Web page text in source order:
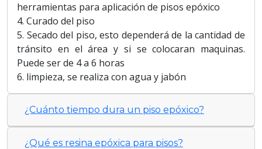
herramientas para aplicación de pisos epóxico
4. Curado del piso
5. Secado del piso, esto dependerá de la cantidad de
tránsito en el área y si se colocaran maquinas.
Puede ser de 4 a 6 horas
6. limpieza, se realiza con agua y jabón
¿Cuánto tiempo dura un piso epóxico?
¿Qué es resina epóxica para pisos?